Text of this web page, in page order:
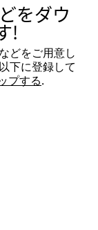
をダウ
!
どをご用意し
下に登録して
プする.